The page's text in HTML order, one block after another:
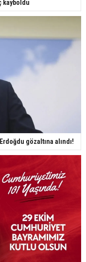
kayboldu
gözaltına alındı!